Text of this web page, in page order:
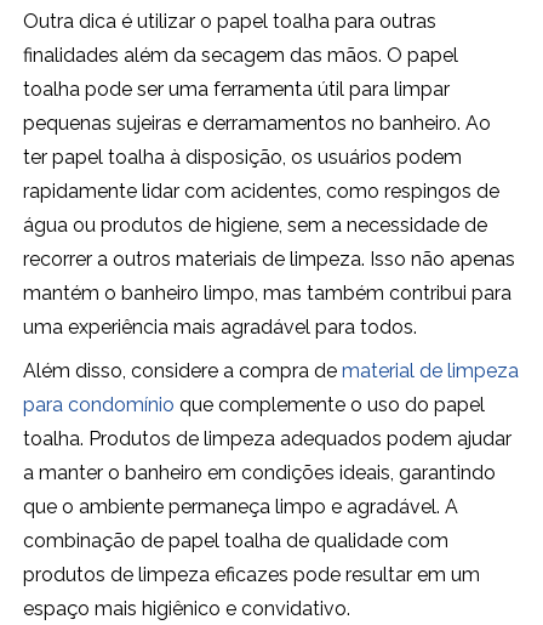
Outra dica é utilizar o papel toalha para outras
finalidades além da secagem das mãos. O papel
toalha pode ser uma ferramenta útil para limpar
pequenas sujeiras e derramamentos no banheiro. Ao
ter papel toalha à disposição, os usuários podem
rapidamente lidar com acidentes, como respingos de
água ou produtos de higiene, sem a necessidade de
recorrer a outros materiais de limpeza. Isso não apenas
mantém o banheiro limpo, mas também contribui para
uma experiência mais agradável para todos.
Além disso, considere a compra dematerial de limpeza
para condomínioque complemente o uso do papel
toalha. Produtos de limpeza adequados podem ajudar
a manter o banheiro em condições ideais, garantindo
que o ambiente permaneça limpo e agradável. A
combinação de papel toalha de qualidade com
produtos de limpeza eficazes pode resultar em um
espaço mais higiênico e convidativo.